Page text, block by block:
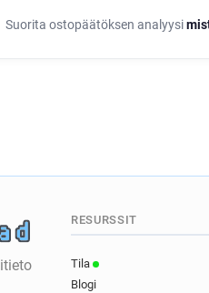
Suorita ostopäätöksen analyysi
RESURSSIT
Tila
Blogi